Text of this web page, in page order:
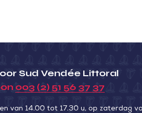
Sud Vendée Littoral
003 (2) 51 56 37 37
van 14.00 tot 17.30 u, op zaterdag